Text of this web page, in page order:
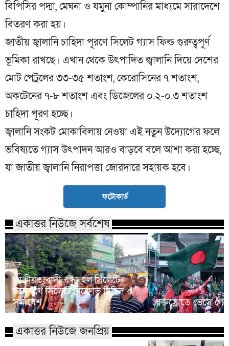
বিপিসির পদ্মা, মেঘনা ও যমুনা কোম্পানির মাধ্যমে সারাদেশে
বিতরণ করা হয়।
জাতীয় জ্বালানি চাহিদা পূরণে সিলেট গ্যাস ফিল্ড গুরুত্বপূর্ণ
ভূমিকা রাখছে। এখান থেকে উৎপাদিত জ্বালানি দিয়ে দেশের
মোট পেট্রলের ৩৩-৩৫ শতাংশ, কেরোসিনের ৭ শতাংশ,
অকটেনের ৭-৮ শতাংশ এবং ডিজেলের ০.২-০.৩ শতাংশ
চাহিদা পূরণ হচ্ছে।
জ্বালানি সংকট মোকাবিলায় নেওয়া এই নতুন উদ্যোগের ফলে
ভবিষ্যতে গ্যাস উৎপাদন আরও বাড়বে বলে আশা করা হচ্ছে,
যা জাতীয় জ্বালানি নিরাপত্তা জোরদারে সহায়ক হবে।
ফটোকার্ড
একাত্তর নিউজে সর্বশেষ
জাতীয়তাবাদী বন্ধুমহল সিলেটের
উদ্যোগে সিলেটে বিক্ষোভ মিছিল ও
সমাবেশ
রক্তস্রোতে ভেসে
একাত্তর নিউজে জনপ্রিয়